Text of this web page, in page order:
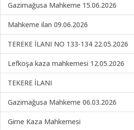
Gazimağusa Mahkeme 15.06.2026
Mahkeme ilan 09.06.2026
TEREKE İLANI NO 133-134 22.05.2026
Lefkoşa kaza mahkemesi 12.05.2026
TEKERE İLANI
Gazimağusa Mahkeme 06.03.2026
Girne Kaza Mahkemesi